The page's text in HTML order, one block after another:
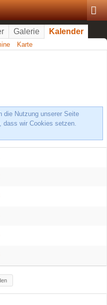
Galerie Kalender
Karte
die Nutzung unserer Seite
dass wir Cookies setzen.